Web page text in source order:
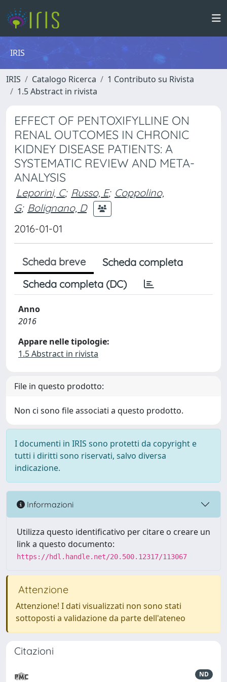
IRIS
IRIS Catalogo Ricerca
1 Contributo su Rivista
1.5 Abstract in rivista
EFFECT OF PENTOXIFYLLINE ON
RENAL OUTCOMES IN CHRONIC
KIDNEY DISEASE PATIENTS: A
SYSTEMATIC REVIEW AND META-
ANALYSIS
Leporini, C; Russo, E; Coppolino,
G; Bolignano, D
2016-01-01
Scheda breve
Scheda completa
Scheda completa (DC)
Anno
2016
Appare nelle tipologie:
1.5 Abstract in rivista
File in questo prodotto:
Non ci sono file associati a questo prodotto.
I documenti in IRIS sono protetti da copyright e
tutti i diritti sono riservati, salvo diversa
indicazione.
Informazioni
Utilizza questo identificativo per citare o creare un
link a questo documento:
https://hdl.handle.net/20.500.12317/113067
Attenzione
Attenzione! I dati visualizzati non sono stati
sottoposti a validazione da parte dell'ateneo
Citazioni
ND